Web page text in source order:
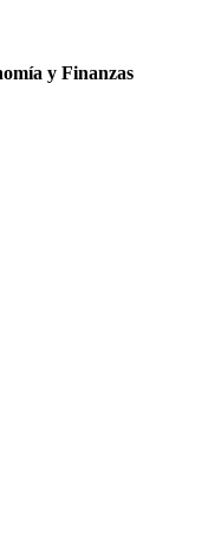
y Finanzas